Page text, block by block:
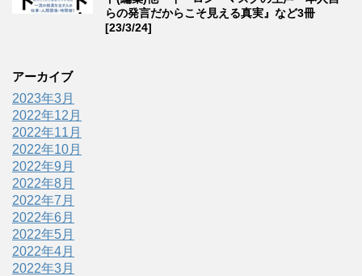
らの発言だからこそ見える真実』など3冊
[23/3/24]
アーカイブ
2023年3月
2022年12月
2022年11月
2022年10月
2022年9月
2022年8月
2022年7月
2022年6月
2022年5月
2022年4月
2022年3月